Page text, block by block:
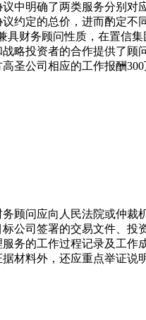
中明确了两类服务分别
约定的总价，进而酌定
具财务顾问性质，在置信
略投资者的合作提供了
圣公司相应的工作报酬300
顾问应向人民法院或仲
公司签署的交易文件、
务的工作过程记录及工
材料外，还应重点举证说